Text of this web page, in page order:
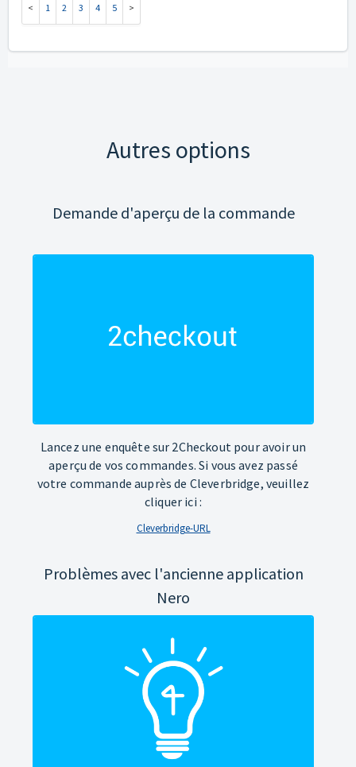
1 2 3 4 5
Autres options
Demande d'aperçu de la commande
Lancez une enquête sur 2Checkout pour avoir un
aperçu de vos commandes. Si vous avez passé
votre commande auprès de Cleverbridge, veuillez
cliquer ici :
Cleverbridge-URL
Problèmes avec l'ancienne application
Nero